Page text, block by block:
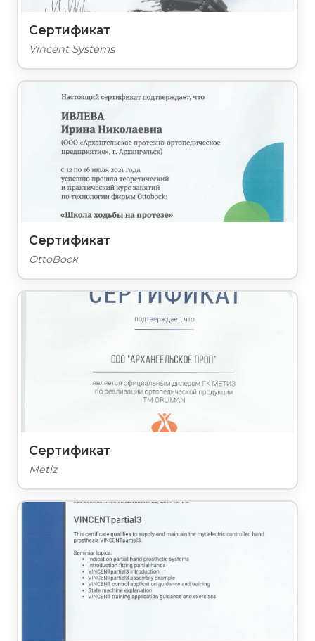
Сертификат
Vincent Systems
Сертификат
OttoBock
Сертификат
Metiz